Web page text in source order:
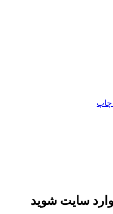
چاپ
سایت شوید